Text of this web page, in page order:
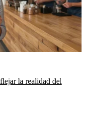
la realidad del